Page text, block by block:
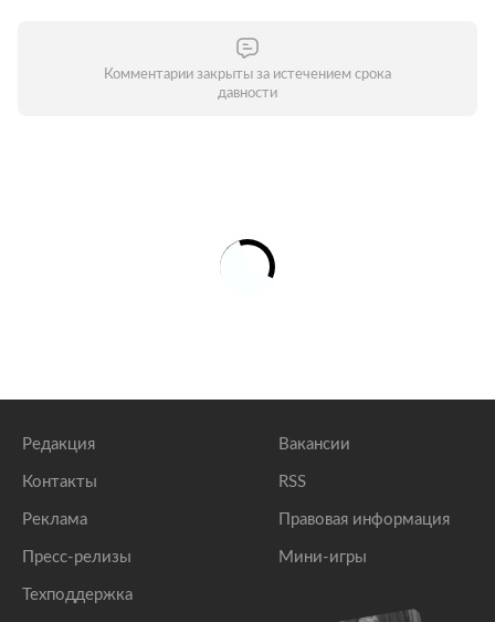
Комментарии закрыты за истечением срока
давности
Редакция
Контакты
Реклама
Пресс-релизы
Техподдержка
Вакансии
RSS
Правовая информация
Мини-игры